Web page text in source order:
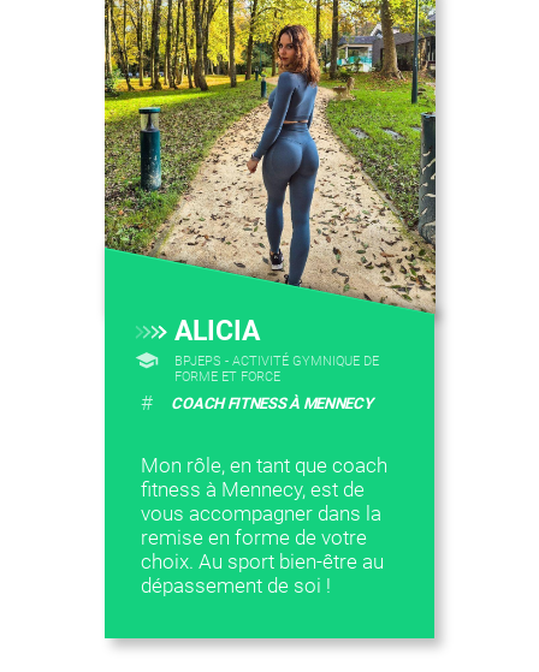
ALICIA
BPJEPS - ACTIVITÉ GYMNIQUE DE
FORME ET FORCE
# COACH FITNESS À MENNECY
Mon rôle, en tant que coach
fitness à Mennecy, est de
vous accompagner dans la
remise en forme de votre
choix. Au sport bien-être au
dépassement de soi !